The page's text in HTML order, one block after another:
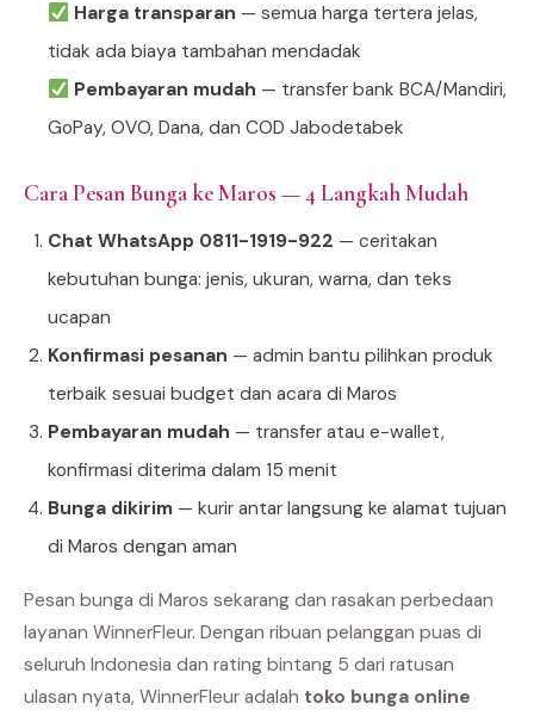
Harga transparan — semua harga tertera jelas,
tidak ada biaya tambahan mendadak
Pembayaran mudah — transfer bank BCA/Mandiri,
GoPay, OVO, Dana, dan COD Jabodetabek
Cara Pesan Bunga ke Maros — 4 Langkah Mudah
Chat WhatsApp 0811-1919-922 — ceritakan
kebutuhan bunga: jenis, ukuran, warna, dan teks
ucapan
Konfirmasi pesanan — admin bantu pilihkan produk
terbaik sesuai budget dan acara di Maros
Pembayaran mudah — transfer atau e-wallet,
konfirmasi diterima dalam 15 menit
Bunga dikirim — kurir antar langsung ke alamat tujuan
di Maros dengan aman
Pesan bunga di Maros sekarang dan rasakan perbedaan
layanan WinnerFleur. Dengan ribuan pelanggan puas di
seluruh Indonesia dan rating bintang 5 dari ratusan
ulasan nyata, WinnerFleur adalah toko bunga online